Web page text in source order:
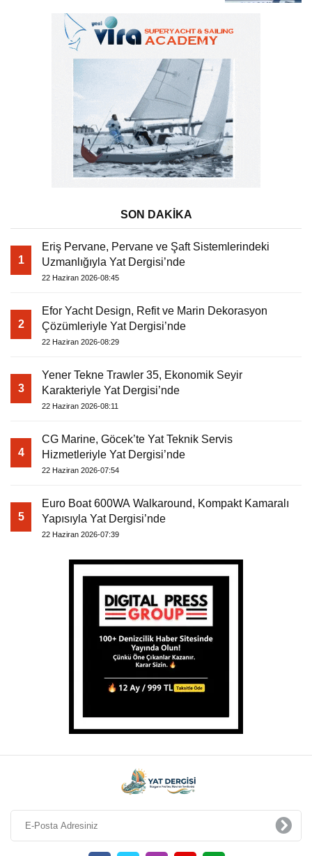
SON DAKİKA
1
Eriş Pervane, Pervane ve Şaft Sistemlerindeki
Uzmanlığıyla Yat Dergisi’nde
22 Haziran 2026-08:45
2
Efor Yacht Design, Refit ve Marin Dekorasyon
Çözümleriyle Yat Dergisi’nde
22 Haziran 2026-08:29
3
Yener Tekne Trawler 35, Ekonomik Seyir
Karakteriyle Yat Dergisi’nde
22 Haziran 2026-08:11
4
CG Marine, Göcek’te Yat Teknik Servis
Hizmetleriyle Yat Dergisi’nde
22 Haziran 2026-07:54
5
Euro Boat 600WA Walkaround, Kompakt Kamaralı
Yapısıyla Yat Dergisi’nde
22 Haziran 2026-07:39